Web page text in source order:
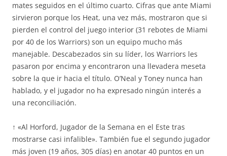
mates seguidos en el último cuarto. Cifras que ante Miami
sirvieron porque los Heat, una vez más, mostraron que si
pierden el control del juego interior (31 rebotes de Miami
por 40 de los Warriors) son un equipo mucho más
manejable. Descabezados sin su líder, los Warriors les
pasaron por encima y encontraron una llevadera meseta
sobre la que ir hacia el título. O’Neal y Toney nunca han
hablado, y el jugador no ha expresado ningún interés a
una reconciliación.
↑ «Al Horford, Jugador de la Semana en el Este tras
mostrarse casi infalible». También fue el segundo jugador
más joven (19 años, 305 días) en anotar 40 puntos en un